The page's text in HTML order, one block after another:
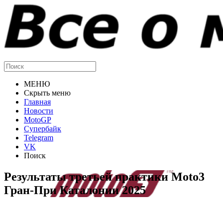
МЕНЮ
Скрыть меню
Главная
Новости
MotoGP
Супербайк
Telegram
VK
Поиск
Результаты третьей практики Moto3
Гран-При Каталонии 2025